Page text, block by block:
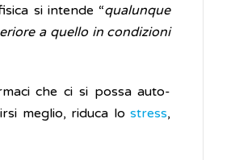
si intende “qualunque
a quello in condizioni
che ci si possa auto-
meglio, riduca lostress,